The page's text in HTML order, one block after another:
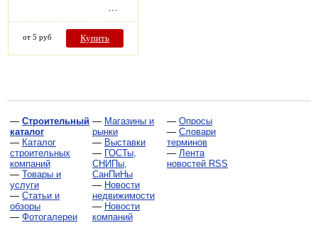
от 5 руб Купить
— Строительный
каталог
— Каталог
строительных
компаний
— Товары и
услуги
— Статьи и
обзоры
— Фотогалереи
— Магазины и
рынки
— Выставки
— ГОСТы,
СНИПы,
СанПиНы
— Новости
недвижимости
— Новости
компаний
— Опросы
— Словари
терминов
— Лента
новостей RSS